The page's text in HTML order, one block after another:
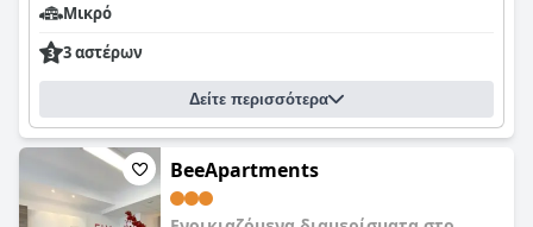
Μικρό
3 αστέρων
Δείτε περισσότερα
BeeApartments